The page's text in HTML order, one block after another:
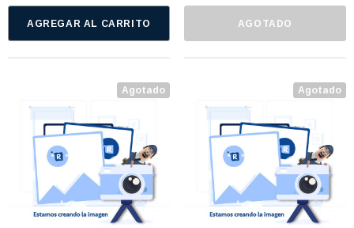
AGREGAR AL CARRITO AGOTADO
Agotado Agotado